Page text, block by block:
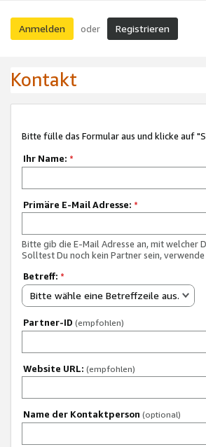
Anmelden oder Registrieren
Kontakt
Bitte fülle das Formular aus und klicke auf
Ihr Name: *
Primäre E-Mail Adresse: *
Bitte gib die E-Mail Adresse an, mit welcher
Solltest Du noch kein Partner sein,
Betreff: *
Bitte wähle eine Betreffzeile aus.
Partner-ID (empfohlen)
Website URL: (empfohlen)
Name der Kontaktperson (optional)